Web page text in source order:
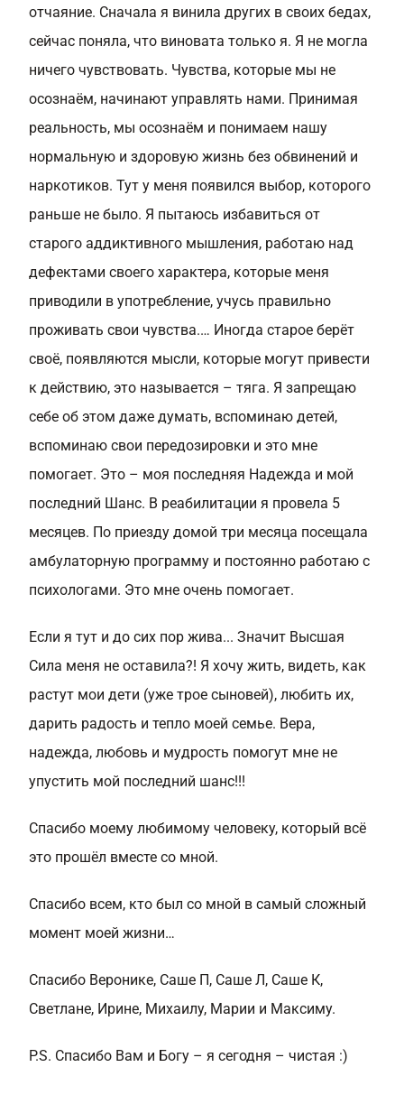
отчаяние. Сначала я винила других в своих бедах,
сейчас поняла, что виновата только я. Я не могла
ничего чувствовать. Чувства, которые мы не
осознаём, начинают управлять нами. Принимая
реальность, мы осознаём и понимаем нашу
нормальную и здоровую жизнь без обвинений и
наркотиков. Тут у меня появился выбор, которого
раньше не было. Я пытаюсь избавиться от
старого аддиктивного мышления, работаю над
дефектами своего характера, которые меня
приводили в употребление, учусь правильно
проживать свои чувства.… Иногда старое берёт
своё, появляются мысли, которые могут привести
к действию, это называется – тяга. Я запрещаю
себе об этом даже думать, вспоминаю детей,
вспоминаю свои передозировки и это мне
помогает. Это – моя последняя Надежда и мой
последний Шанс. В реабилитации я провела 5
месяцев. По приезду домой три месяца посещала
амбулаторную программу и постоянно работаю с
психологами. Это мне очень помогает.
Если я тут и до сих пор жива... Значит Высшая
Сила меня не оставила?! Я хочу жить, видеть, как
растут мои дети (уже трое сыновей), любить их,
дарить радость и тепло моей семье. Вера,
надежда, любовь и мудрость помогут мне не
упустить мой последний шанс!!!
Спасибо моему любимому человеку, который всё
это прошёл вместе со мной.
Спасибо всем, кто был со мной в самый сложный
момент моей жизни…
Спасибо Веронике, Саше П, Саше Л, Саше К,
Светлане, Ирине, Михаилу, Марии и Максиму.
P.S. Спасибо Вам и Богу – я сегодня – чистая :)